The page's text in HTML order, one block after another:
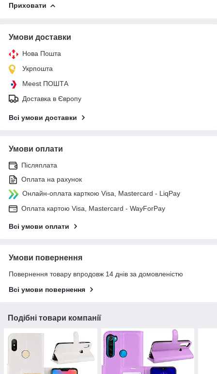
Приховати
Умови доставки
Нова Пошта
Укрпошта
Meest ПОШТА
Доставка в Європу
Всі умови доставки
Умови оплати
Післяплата
Оплата на рахунок
Онлайн-оплата карткою Visa, Mastercard - LiqPay
Оплата картою Visa, Mastercard - WayForPay
Всі умови оплати
Умови повернення
Повернення товару впродовж 14 днів за домовленістю
Всі умови повернення
Подібні товари компанії